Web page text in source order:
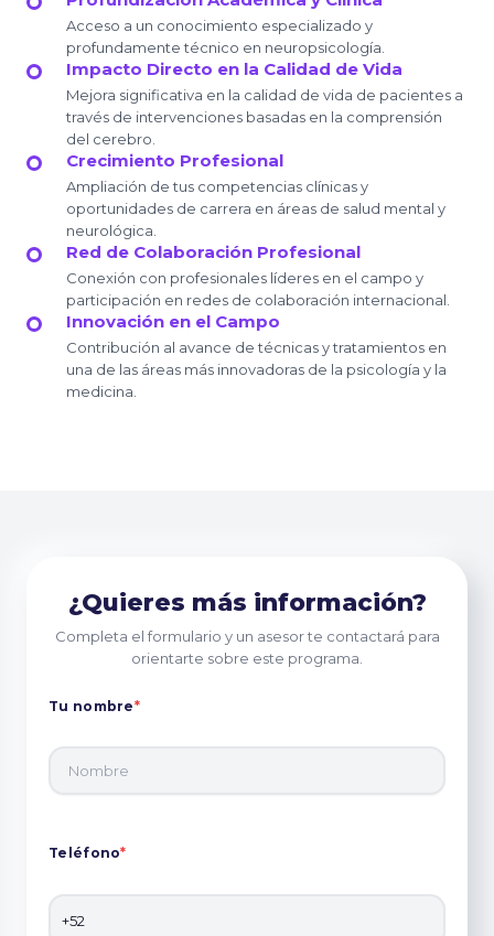
Acceso a un conocimiento especializado y
profundamente técnico en neuropsicología.
Impacto Directo en la Calidad de Vida
Mejora significativa en la calidad de vida de pacientes a
través de intervenciones basadas en la comprensión
del cerebro.
Crecimiento Profesional
Ampliación de tus competencias clínicas y
oportunidades de carrera en áreas de salud mental y
neurológica.
Red de Colaboración Profesional
Conexión con profesionales líderes en el campo y
participación en redes de colaboración internacional.
Innovación en el Campo
Contribución al avance de técnicas y tratamientos en
una de las áreas más innovadoras de la psicología y la
medicina.
¿Quieres más información?
Completa el formulario y un asesor te contactará para
orientarte sobre este programa.
Tu nombre*
Teléfono*